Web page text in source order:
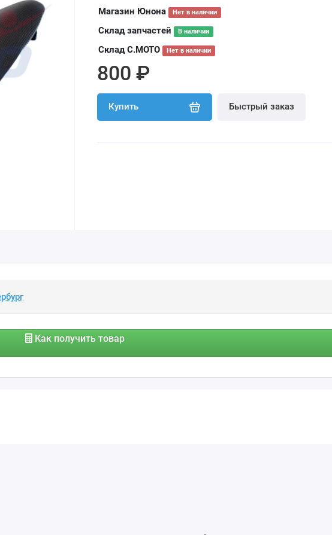
Магазин Юнона Нет в наличии
Склад запчастей В наличии
Склад С.МОТО Нет в наличии
800 ₽
Купить Быстрый заказ
Как получить товар